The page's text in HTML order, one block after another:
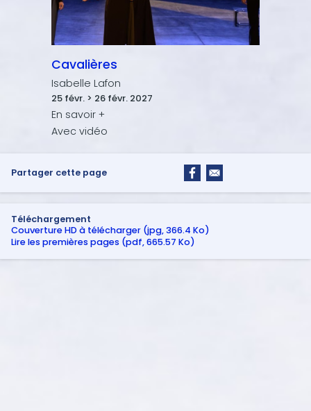
Cavalières
Isabelle Lafon
25 févr. > 26 févr. 2027
Partager cette page
Téléchargement
Couverture HD à télécharger (jpg, 366.4 Ko)
Lire les premières pages (pdf, 665.57 Ko)